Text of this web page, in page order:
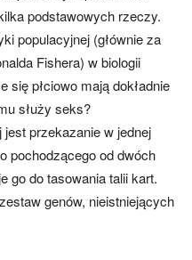
podstawowych rzeczy.
populacyjnej (głównie za
Fishera) w biologii
płciowo mają dokładnie
służy seks?
jest przekazanie w jednej
pochodzącego od dwóch
go do tasowania talii kart.
genów, nieistniejących